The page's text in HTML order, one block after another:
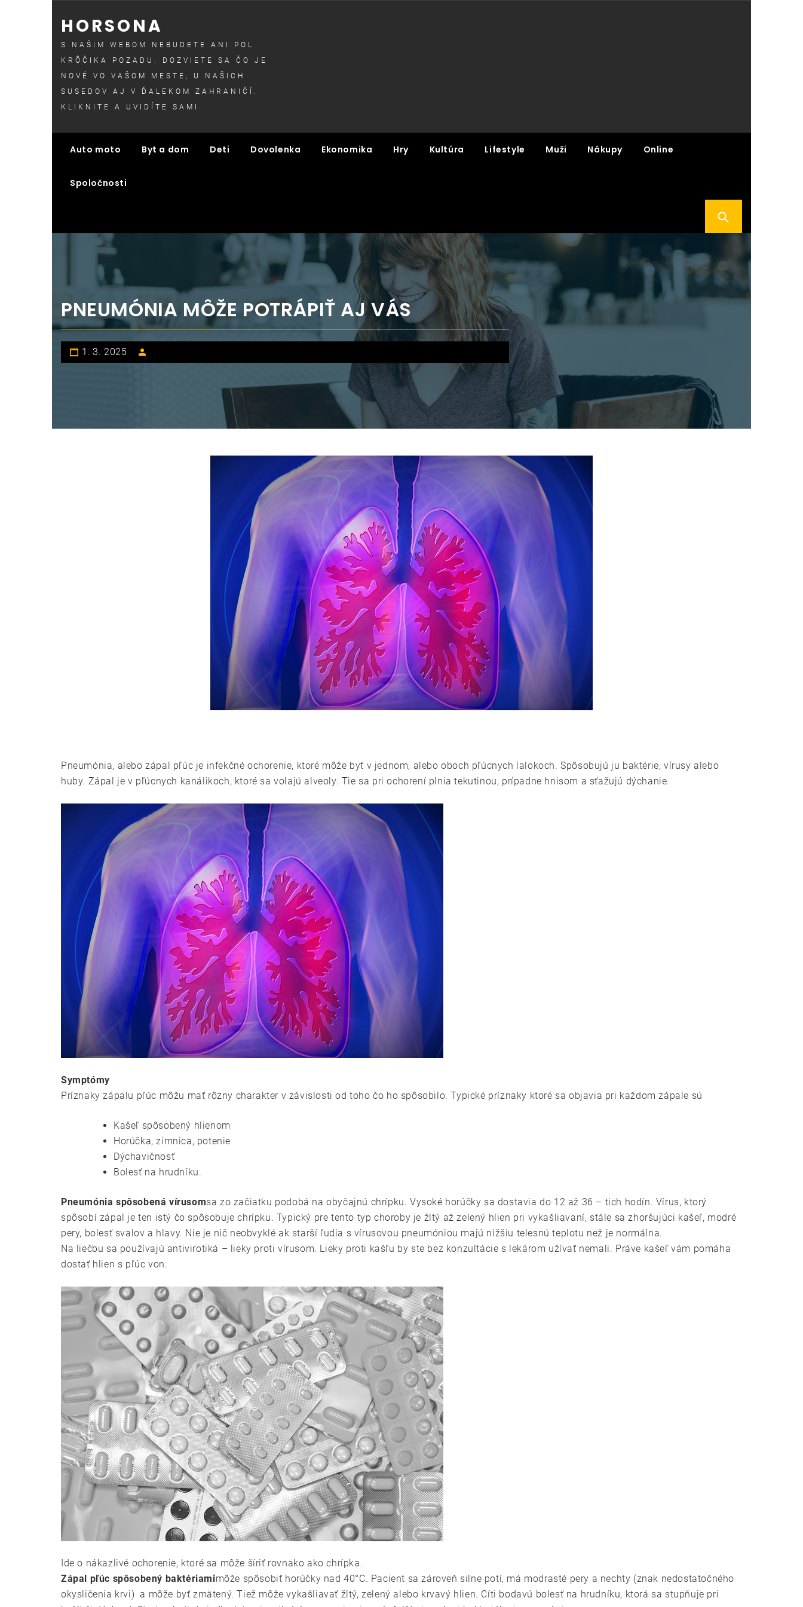
HORSONA
S NAŠIM WEBOM NEBUDETE ANI POL
KRÔČIKA POZADU. DOZVIETE SA ČO JE
NOVÉ VO VAŠOM MESTE, U NAŠICH
SUSEDOV AJ V ĎALEKOM ZAHRANIČÍ.
KLIKNITE A UVIDÍTE SAMI.
Auto moto Byt a dom Deti Dovolenka Ekonomika Hry Kultúra Lifestyle Muži Nákupy Online
Spoločnosti
PNEUMÓNIA MÔŽE POTRÁPIŤ AJ VÁS
1. 3. 2025
Pneumónia, alebo zápal pľúc je infekčné ochorenie, ktoré môže byť v jednom, alebo oboch pľúcnych lalokoch. Spôsobujú ju baktérie, vírusy alebo
huby. Zápal je v pľúcnych kanálikoch, ktoré sa volajú alveoly. Tie sa pri ochorení plnia tekutinou, prípadne hnisom a sťažujú dýchanie.
Symptómy
Príznaky zápalu pľúc môžu mať rôzny charakter v závislosti od toho čo ho spôsobilo. Typické príznaky ktoré sa objavia pri každom zápale sú
Kašeľ spôsobený hlienom
Horúčka, zimnica, potenie
Dýchavičnosť
Bolesť na hrudníku.
Pneumónia spôsobená vírusomsa zo začiatku podobá na obyčajnú chrípku. Vysoké horúčky sa dostavia do 12 až 36 – tich hodín. Vírus, ktorý
spôsobí zápal je ten istý čo spôsobuje chrípku. Typický pre tento typ choroby je žltý až zelený hlien pri vykašliavaní, stále sa zhoršujúci kašeľ, modré
pery, bolesť svalov a hlavy. Nie je nič neobvyklé ak starší ľudia s vírusovou pneumóniou majú nižšiu telesnú teplotu než je normálna.
Na liečbu sa používajú antivirotiká – lieky proti vírusom. Lieky proti kašľu by ste bez konzultácie s lekárom užívať nemali. Práve kašeľ vám pomáha
dostať hlien s pľúc von.
Ide o nákazlivé ochorenie, ktoré sa môže šíriť rovnako ako chrípka.
Zápal pľúc spôsobený baktériamimôže spôsobiť horúčky nad 40°C. Pacient sa zároveň silne potí, má modrasté pery a nechty (znak nedostatočného
okysličenia krvi) a môže byť zmätený. Tiež môže vykašliavať žltý, zelený alebo krvavý hlien. Cíti bodavú bolesť na hrudníku, ktorá sa stupňuje pri